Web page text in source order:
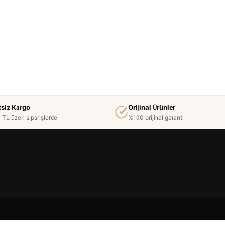
Kargo
TL üzeri siparişlerde
Orijinal Ürünler
%100 orijinal garanti